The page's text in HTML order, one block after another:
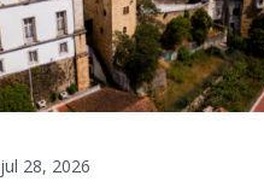
jul 28, 2026